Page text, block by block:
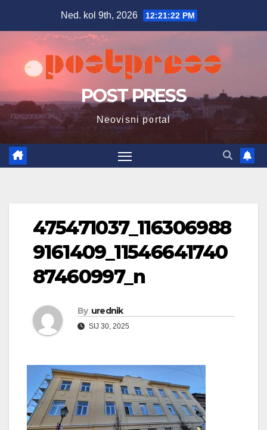
Ned. kol 9th, 2026 12:21:23 PM
POST PRESS
Neovisni portal
475471037_116306988
9161409_11546641740
87460997_n
By urednik
SIJ 30, 2025